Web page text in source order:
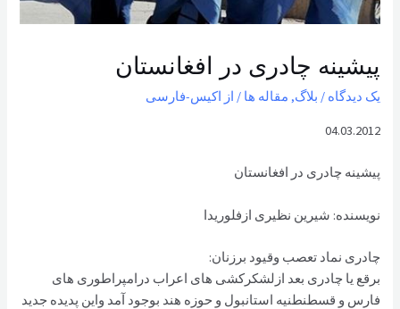
پیشینه چادری در افغانستان
یک دیدگاه / بلاگ, مقاله ها / از اکیس-فارسی
04.03.2012
پیشینه چادری در افغانستان
نویسنده: شیرین نظیری ازفلوریدا
چادری نماد تعصب وقيود برزنان:
برقع یا چادری بعد ازلشکرکشی های اعراب درامپراطوری های
فارس و قسطنطنیه استانبول و حوزه هند بوجود آمد واین پدیده جدید